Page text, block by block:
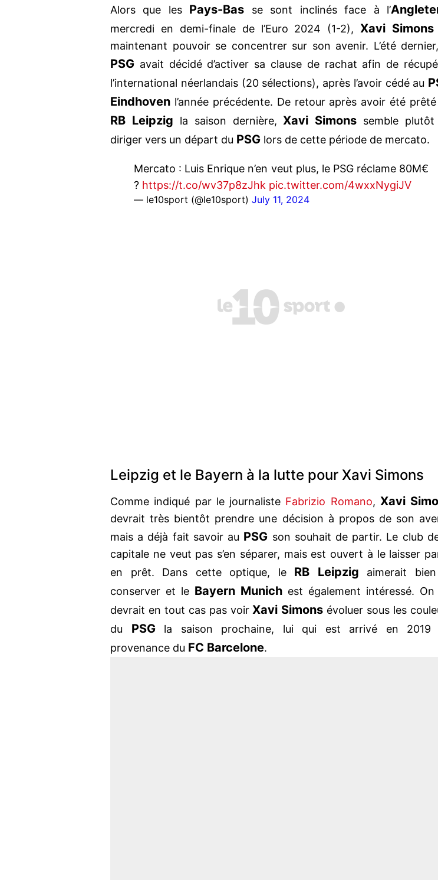
Alors que les Pays-Bas se sont inclinés face à l’
mercredi en demi-finale de l’Euro 2024 (1-2), Xavi
maintenant pouvoir se concentrer sur son avenir. L’été
PSG avait décidé d’activer sa clause de rachat afin de
l’international néerlandais (20 sélections), après l’avoir cédé au
Eindhoven l’année précédente. De retour après avoir été
RB Leipzig la saison dernière, Xavi Simons semble
diriger vers un départ du PSG lors de cette période de mercato.
Mercato : Luis Enrique n’en veut plus, le PSG réclame 80M€
? https://t.co/wv37p8zJhk pic.twitter.com/4wxxNygiJV
— le10sport (@le10sport) July 11, 2024
Leipzig et le Bayern à la lutte pour Xavi Simons
Comme indiqué par le journaliste Fabrizio Romano, Xavi
devrait très bientôt prendre une décision à propos de son
mais a déjà fait savoir au PSG son souhait de partir. Le club
capitale ne veut pas s’en séparer, mais est ouvert à le laisser
en prêt. Dans cette optique, le RB Leipzig
aimerait
conserver et le Bayern Munich est également intéressé.
devrait en tout cas pas voirXavi Simons évoluer sous les
du PSGla saison prochaine, lui qui est arrivé en 2019
provenance du FC Barcelone.